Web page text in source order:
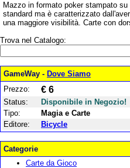
Mazzo in formato poker stampato
standard ma è caratterizzato
una maggiore visibilità. Carte con
Trova nel Catalogo:
GameWay - Dove Siamo
Prezzo:
€ 6
Status:
Disponibile in Negozio!
Tipo:
Magia e Carte
Editore:
Bicycle
Categorie
Carte da Gioco